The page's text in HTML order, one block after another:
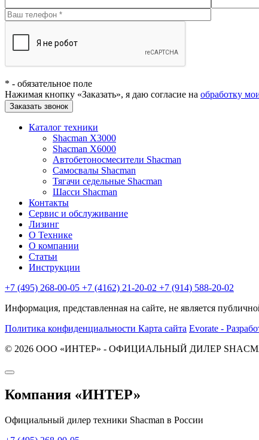
* - обязательное поле
Нажимая кнопку «Заказать», я даю согласие на обработку
Заказать звонок
Каталог техники
Shacman X3000
Shacman X6000
Автобетоносмесители Shacman
Самосвалы Shacman
Тягачи седельные Shacman
Шасси Shacman
Контакты
Сервис и обслуживание
Лизинг
О Технике
О компании
Статьи
Инструкции
+7 (495) 268-00-05 +7 (4162) 21-20-02 +7 (914) 588-20-02
Информация, представленная на сайте, не является
Политика конфиденциальности Карта сайта Evorate -
© 2026 ООО «ИНТЕР» - ОФИЦИАЛЬНЫЙ ДИЛЕР
Компания «ИНТЕР»
Официальный дилер техники Shacman в России